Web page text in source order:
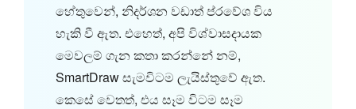
හේතුවෙන්, නිදර්ශන වඩාත් ප්රවේශ විය
හැකි වී ඇත. එහෙත්, අපි විශ්වාසදායක
මෙවලම් ගැන කතා කරන්නේ නම්,
SmartDraw සැමවිටම ලැයිස්තුවේ ඇත.
කෙසේ වෙතත්, එය සෑම විටම සෑම